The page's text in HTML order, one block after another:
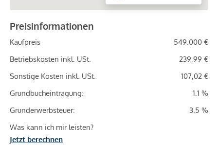
Preisinformationen
Kaufpreis
549.000 €
Betriebskosten inkl. USt.
239,99 €
Sonstige Kosten inkl. USt.
107,02 €
Grundbucheintragung:
1.1 %
Grunderwerbsteuer:
3.5 %
Was kann ich mir leisten?
Jetzt berechnen